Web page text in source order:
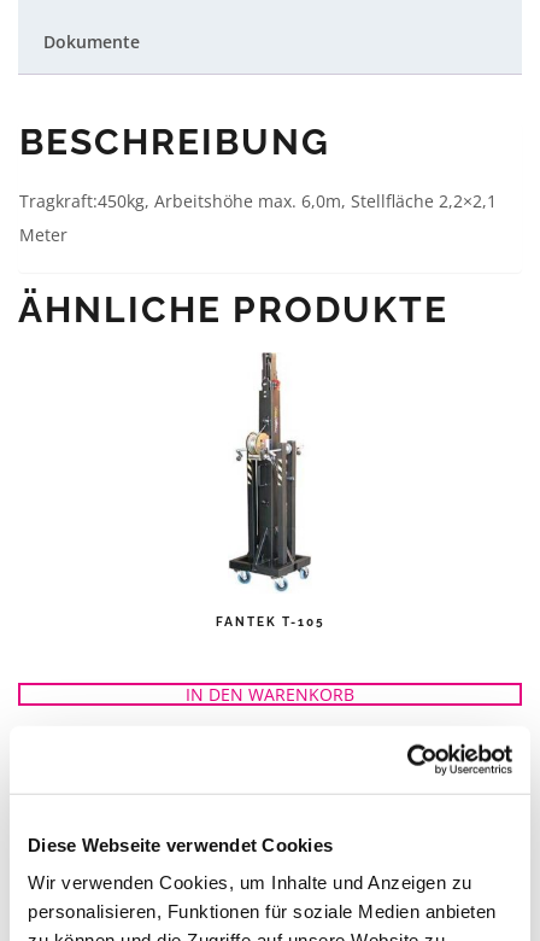
Diese Webseite verwendet Cookies
Wir verwenden Cookies, um Inhalte und Anzeigen zu
personalisieren, Funktionen für soziale Medien anbieten
Dokumente
BESCHREIBUNG
Tragkraft:450kg, Arbeitshöhe max. 6,0m, Stellfläche 2,2×2,1
Meter
ÄHNLICHE PRODUKTE
FANTEK T-105
IN DEN WARENKORB